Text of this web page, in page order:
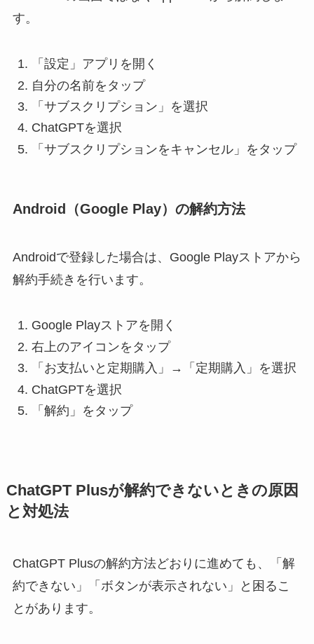
す。
「設定」アプリを開く
自分の名前をタップ
「サブスクリプション」を選択
ChatGPTを選択
「サブスクリプションをキャンセル」をタップ
Android（Google Play）の解約方法
Androidで登録した場合は、Google Playストアから
解約手続きを行います。
Google Playストアを開く
右上のアイコンをタップ
「お支払いと定期購入」→「定期購入」を選択
ChatGPTを選択
「解約」をタップ
ChatGPT Plusが解約できないときの原因
と対処法
ChatGPT Plusの解約方法どおりに進めても、「解
約できない」「ボタンが表示されない」と困るこ
とがあります。